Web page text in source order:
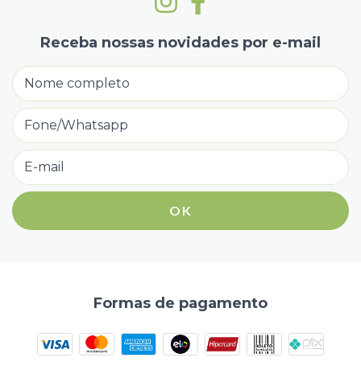
Receba nossas novidades por e-mail
Formas de pagamento